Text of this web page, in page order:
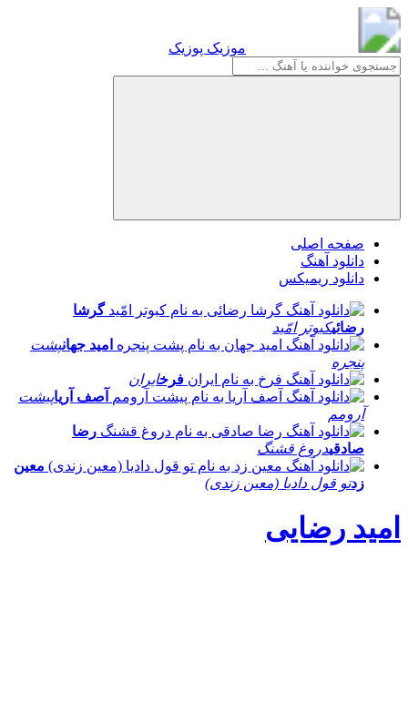
موزیک پوزیک
صفحه اصلی
دانلود آهنگ
دانلود ریمیکس
گرشا
رضائیکبوتر امّید
امید جهانپشت
پنجره
فرخایران
آصف آریاپیشت
آرومم
رضا
صادقیدروغ قشنگ
معین
زدتو قول دادیا (معین زندی)
امید رضایی